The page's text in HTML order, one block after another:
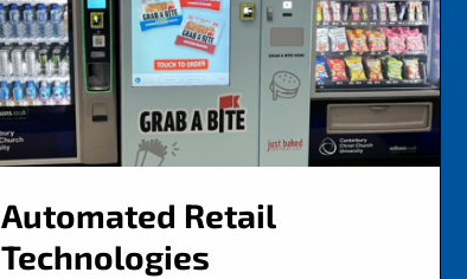
Automated Retail
Technologies